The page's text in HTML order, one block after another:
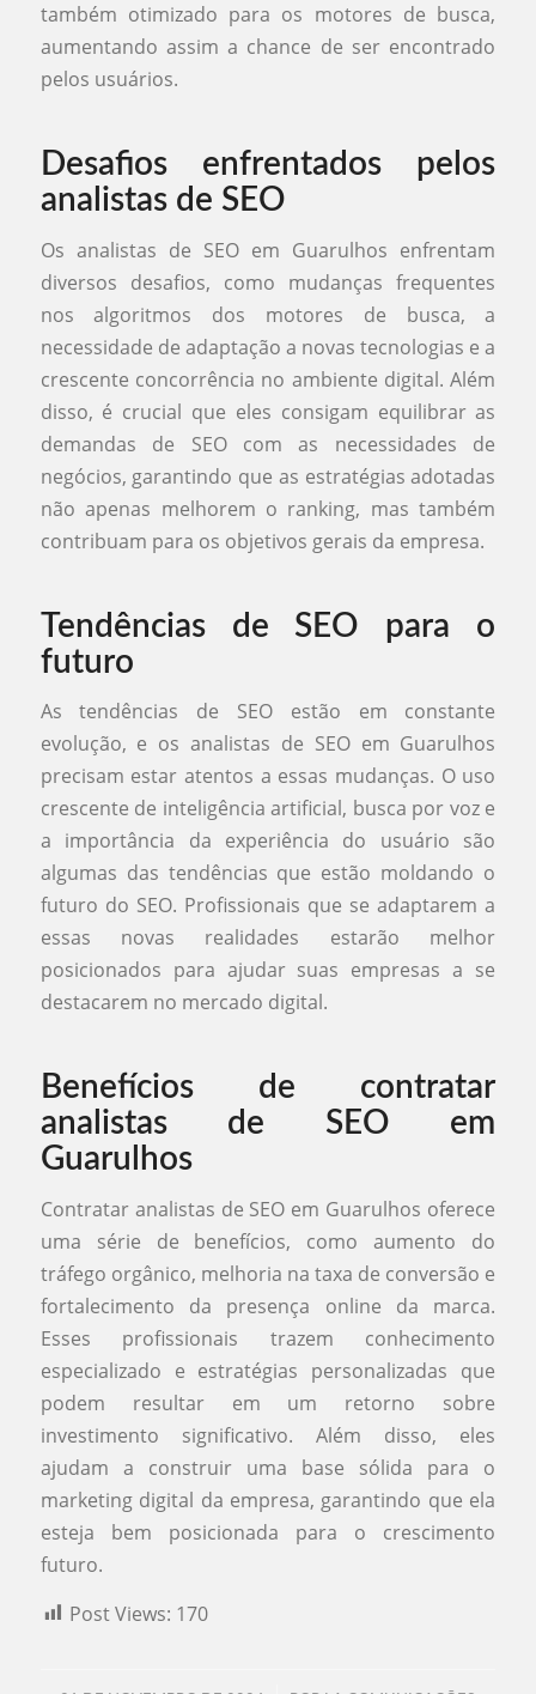
também otimizado para os motores de busca,
aumentando assim a chance de ser encontrado
pelos usuários.
Desafios enfrentados pelos
analistas de SEO
Os analistas de SEO em Guarulhos enfrentam
diversos desafios, como mudanças frequentes
nos algoritmos dos motores de busca, a
necessidade de adaptação a novas tecnologias e a
crescente concorrência no ambiente digital. Além
disso, é crucial que eles consigam equilibrar as
demandas de SEO com as necessidades de
negócios, garantindo que as estratégias adotadas
não apenas melhorem o ranking, mas também
contribuam para os objetivos gerais da empresa.
Tendências de SEO para o
futuro
As tendências de SEO estão em constante
evolução, e os analistas de SEO em Guarulhos
precisam estar atentos a essas mudanças. O uso
crescente de inteligência artificial, busca por voz e
a importância da experiência do usuário são
algumas das tendências que estão moldando o
futuro do SEO. Profissionais que se adaptarem a
essas novas realidades estarão melhor
posicionados para ajudar suas empresas a se
destacarem no mercado digital.
Benefícios de contratar
analistas de SEO em
Guarulhos
Contratar analistas de SEO em Guarulhos oferece
uma série de benefícios, como aumento do
tráfego orgânico, melhoria na taxa de conversão e
fortalecimento da presença online da marca.
Esses profissionais trazem conhecimento
especializado e estratégias personalizadas que
podem resultar em um retorno sobre
investimento significativo. Além disso, eles
ajudam a construir uma base sólida para o
marketing digital da empresa, garantindo que ela
esteja bem posicionada para o crescimento
futuro.
Post Views: 170